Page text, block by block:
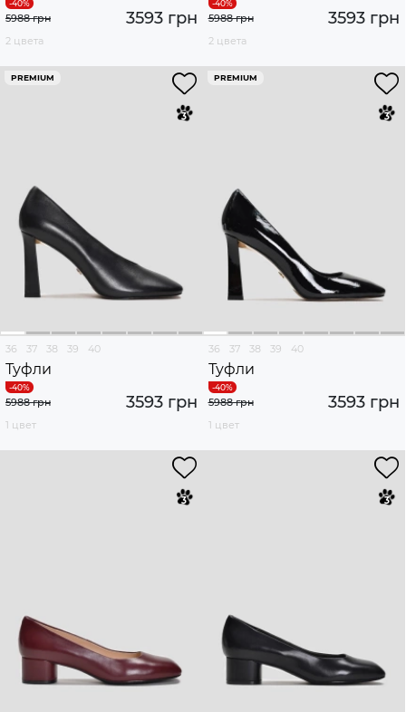
3593 грн
5988 грн
2 цвета
3593 грн
5988 грн
2 цвета
PREMIUM
36 37 38 39 40
Туфли
3593 грн
5988 грн
1 цвет
PREMIUM
36 37 38 39 40
Туфли
3593 грн
5988 грн
1 цвет